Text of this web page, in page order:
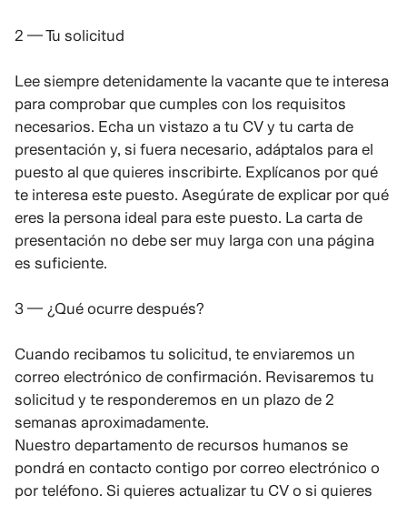
2 — Tu solicitud
Lee siempre detenidamente la vacante que te interesa
para comprobar que cumples con los requisitos
necesarios. Echa un vistazo a tu CV y tu carta de
presentación y, si fuera necesario, adáptalos para el
puesto al que quieres inscribirte. Explícanos por qué
te interesa este puesto. Asegúrate de explicar por qué
eres la persona ideal para este puesto. La carta de
presentación no debe ser muy larga con una página
es suficiente.
3 — ¿Qué ocurre después?
Cuando recibamos tu solicitud, te enviaremos un
correo electrónico de confirmación. Revisaremos tu
solicitud y te responderemos en un plazo de 2
semanas aproximadamente.
Nuestro departamento de recursos humanos se
pondrá en contacto contigo por correo electrónico o
por teléfono. Si quieres actualizar tu CV o si quieres